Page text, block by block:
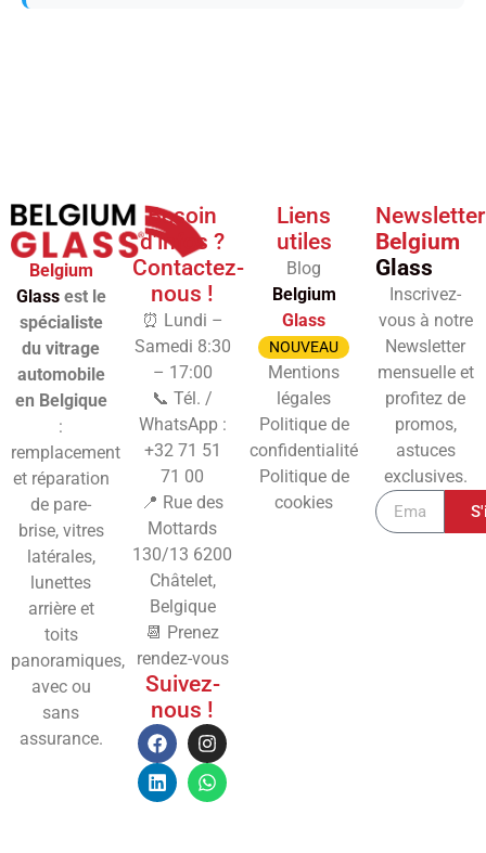
Belgium
Glassest le
spécialiste
du vitrage
automobile
en Belgique
:
remplacement
et réparation
de pare-
brise, vitres
latérales,
lunettes
arrière et
toits
panoramiques,
avec ou
sans
assurance.
Besoin
d'infos ?
Contactez-
nous !
⏰ Lundi –
Samedi 8:30
– 17:00
📞 Tél. /
WhatsApp :
+32 71 51
71 00
📍 Rue des
Mottards
130/13 6200
Châtelet,
Belgique
📆 Prenez
rendez-vous
Suivez-
nous !
Liens
utiles
Blog
Belgium
Glass
NOUVEAU
Mentions
légales
Politique de
confidentialité
Politique de
cookies
Newsletter
Belgium
Glass
Inscrivez-
vous à notre
Newsletter
mensuelle et
profitez de
promos,
astuces
exclusives.